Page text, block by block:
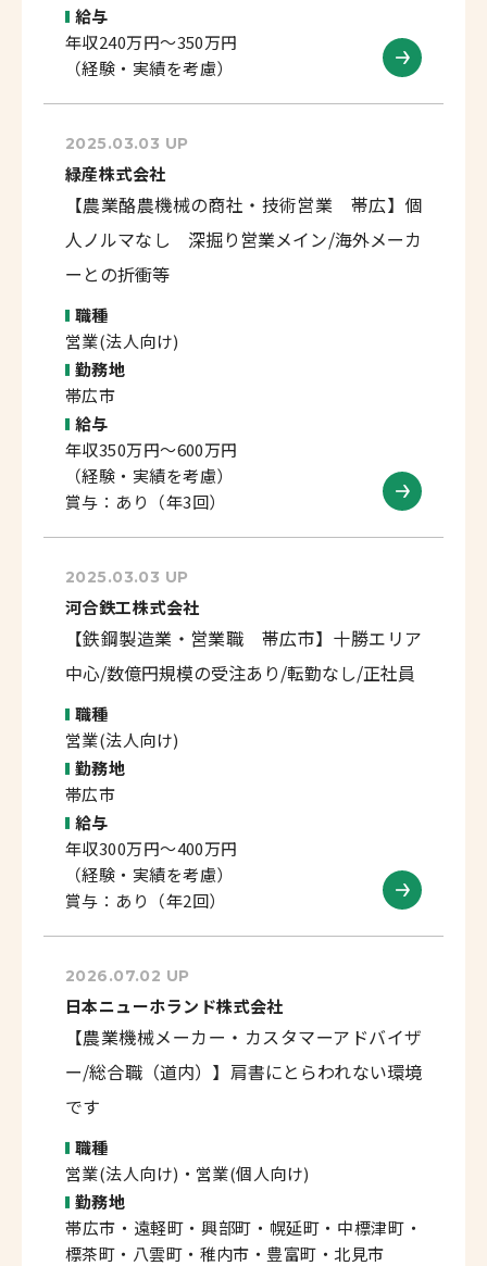
給与
年収240万円～350万円
（経験・実績を考慮）
2025.03.03 UP
緑産株式会社
【農業酪農機械の商社・技術営業 帯広】個
人ノルマなし 深掘り営業メイン/海外メーカ
ーとの折衝等
職種
営業(法人向け)
勤務地
帯広市
給与
年収350万円～600万円
（経験・実績を考慮）
賞与：あり（年3回）
2025.03.03 UP
河合鉄工株式会社
【鉄鋼製造業・営業職 帯広市】十勝エリア
中心/数億円規模の受注あり/転勤なし/正社員
職種
営業(法人向け)
勤務地
帯広市
給与
年収300万円～400万円
（経験・実績を考慮）
賞与：あり（年2回）
2026.07.02 UP
日本ニューホランド株式会社
【農業機械メーカー・カスタマーアドバイザ
ー/総合職（道内）】肩書にとらわれない環境
です
職種
営業(法人向け)・営業(個人向け)
勤務地
帯広市・遠軽町・興部町・幌延町・中標津町・
標茶町・八雲町・稚内市・豊富町・北見市